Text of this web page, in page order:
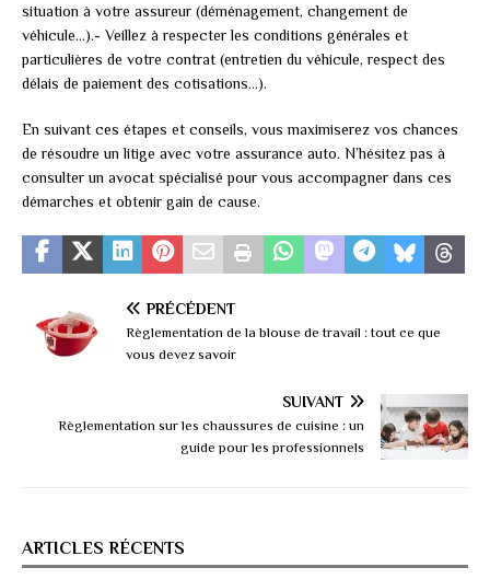
situation à votre assureur (déménagement, changement de
véhicule…).- Veillez à respecter les conditions générales et
particulières de votre contrat (entretien du véhicule, respect des
délais de paiement des cotisations…).
En suivant ces étapes et conseils, vous maximiserez vos chances
de résoudre un litige avec votre assurance auto. N’hésitez pas à
consulter un avocat spécialisé pour vous accompagner dans ces
démarches et obtenir gain de cause.
PRÉCÉDENT
Règlementation de la blouse de travail : tout ce que
vous devez savoir
SUIVANT
Règlementation sur les chaussures de cuisine : un
guide pour les professionnels
ARTICLES RÉCENTS